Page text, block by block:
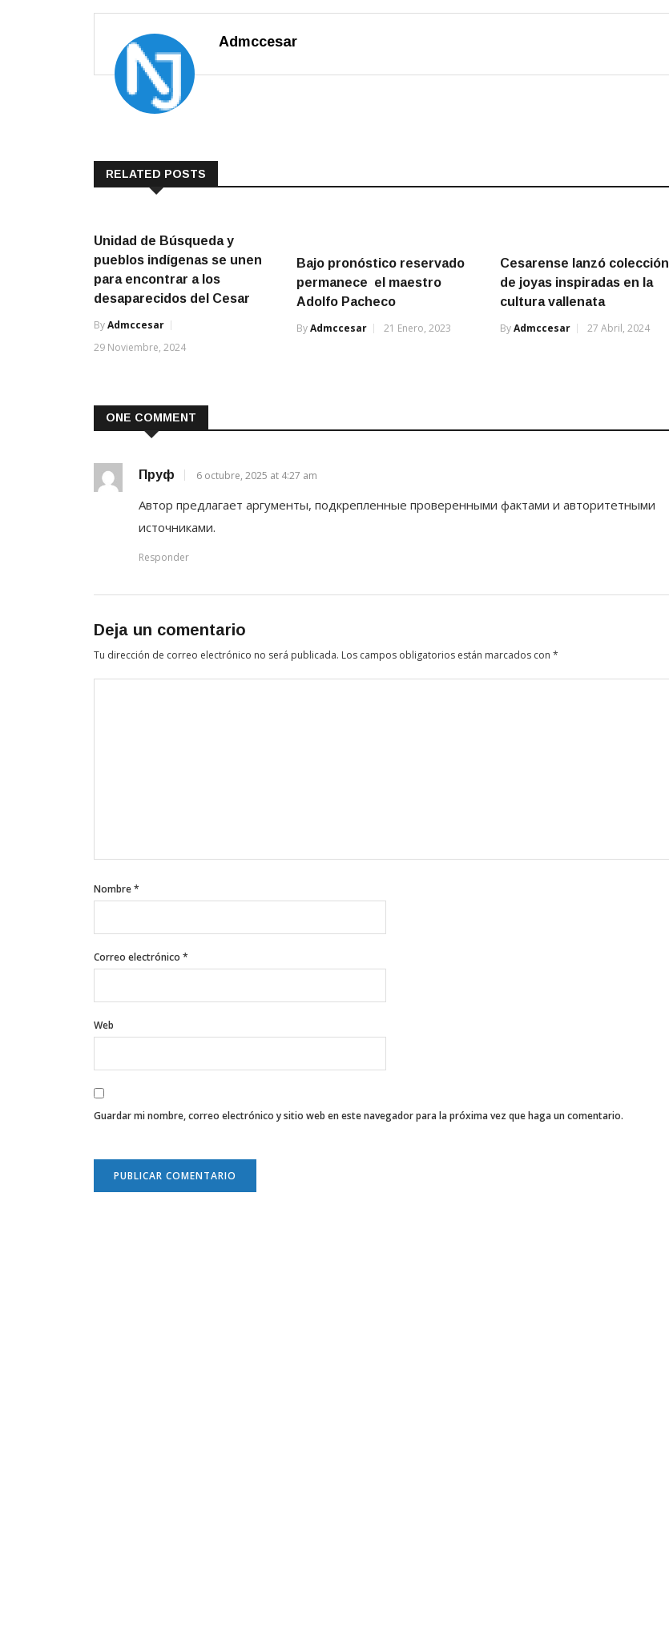
Admccesar
RELATED POSTS
Unidad de Búsqueda y
pueblos indígenas se unen
para encontrar a los
desaparecidos del Cesar
ByAdmccesar
29 Noviembre, 2024
Bajo pronóstico reservado
permanece el maestro
Adolfo Pacheco
ByAdmccesar 21 Enero, 2023
Cesarense lanzó colección
de joyas inspiradas en la
cultura vallenata
ByAdmccesar 27 Abril, 2024
ONE COMMENT
Пруф 6 octubre, 2025 at 4:27 am
Автор предлагает аргументы, подкрепленные проверенными фактами и авторитетными
источниками.
Responder
Deja un comentario
Tu dirección de correo electrónico no será publicada. Los campos obligatorios están marcados con *
Nombre*
Correo electrónico *
Web
Guardar mi nombre, correo electrónico y sitio web en este navegador para la próxima vez que haga un comentario.